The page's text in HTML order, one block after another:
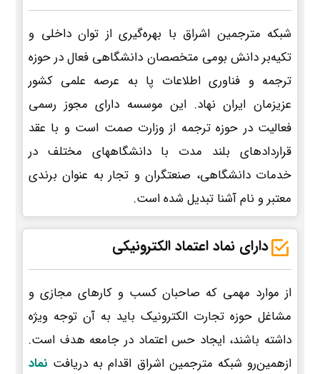
شبکه مترجمین اشراق با بهره‌گیری از توان داخلی و
تکیه‌بر دانش بومی متخصصان دانشگاهی فعال در حوزه
ترجمه و فناوری اطلاعات پا به عرصه علمی کشور
عزیزمان ایران نهاد. این موسسه دارای مجوز رسمی
فعالیت در حوزه ترجمه از وزارت صمت است و با عقد
قراردادهای بلند مدت با دانشگاههای مختلف در
خدمات دانشگاهی، صنعتگران و تجار به عنوان برندی
معتبر و نام آشنا تبدیل شده است.
دارای نماد اعتماد الکترونیکی
از موارد مهمی که صاحبان کسب و کارهای مجازی و
مشاغل حوزه تجارت الکترونیک باید به آن توجه ویژه
داشته باشند، ایجاد حس اعتماد در جامعه هدف است.
ازهمین‌رو شبکه مترجمین اشراق اقدام به دریافت نماد